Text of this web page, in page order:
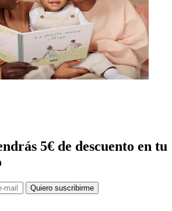
5€ de descuento en tu
Quiero suscribirme